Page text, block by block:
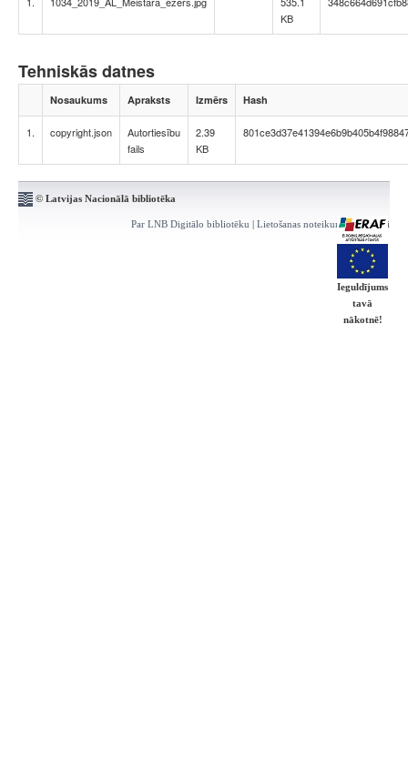
KB
Tehniskās datnes
Nosaukums Apraksts Izmērs Hash
1. copyright.json
Autortiesību
fails
2.39
KB
© Latvijas Nacionālā bibliotēka
Par LNB Digitālo bibliotēku | Lietošanas noteikumi | Kontakti
Ieguldījums
tavā
nākotnē!